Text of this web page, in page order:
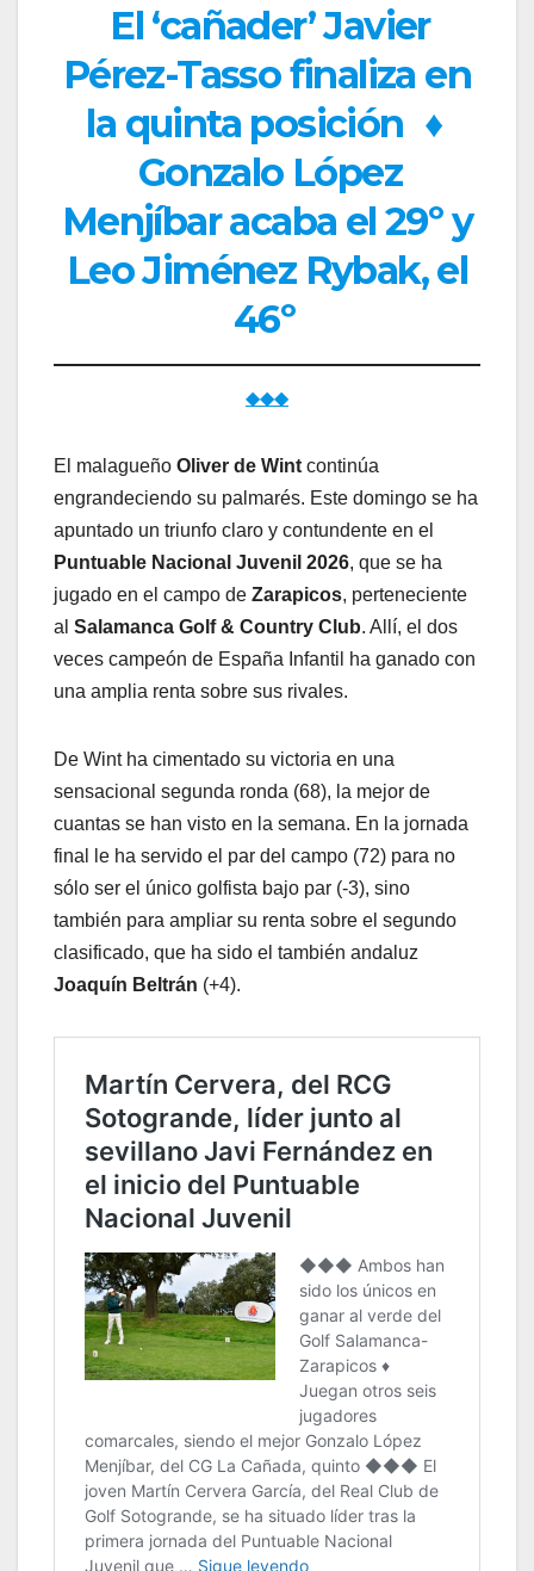
El ‘cañader’ Javier
Pérez-Tasso finaliza en
la quinta posición ♦
Gonzalo López
Menjíbar acaba el 29º y
Leo Jiménez Rybak, el
46º
◆◆◆
El malagueño Oliver de Wint continúa
engrandeciendo su palmarés. Este domingo se ha
apuntado un triunfo claro y contundente en el
Puntuable Nacional Juvenil 2026, que se ha
jugado en el campo de Zarapicos, perteneciente
al Salamanca Golf & Country Club. Allí, el dos
veces campeón de España Infantil ha ganado con
una amplia renta sobre sus rivales.
De Wint ha cimentado su victoria en una
sensacional segunda ronda (68), la mejor de
cuantas se han visto en la semana. En la jornada
final le ha servido el par del campo (72) para no
sólo ser el único golfista bajo par (-3), sino
también para ampliar su renta sobre el segundo
clasificado, que ha sido el también andaluz
Joaquín Beltrán (+4).